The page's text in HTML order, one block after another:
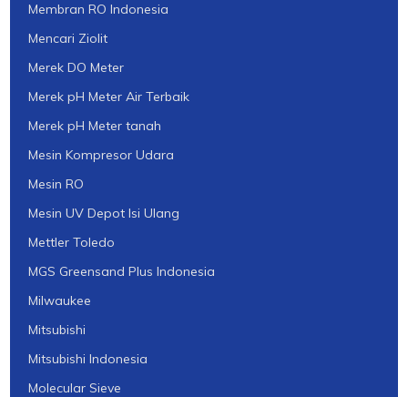
Membran RO Indonesia
Mencari Ziolit
Merek DO Meter
Merek pH Meter Air Terbaik
Merek pH Meter tanah
Mesin Kompresor Udara
Mesin RO
Mesin UV Depot Isi Ulang
Mettler Toledo
MGS Greensand Plus Indonesia
Milwaukee
Mitsubishi
Mitsubishi Indonesia
Molecular Sieve